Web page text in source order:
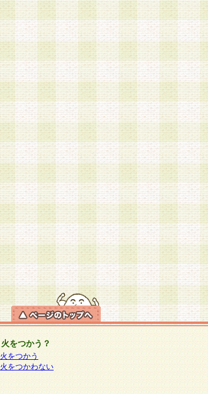
火をつかう？
火をつかう
火をつかわない